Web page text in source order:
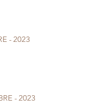
- 2023
- 2023